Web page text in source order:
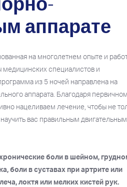
аппарате
на многолетнем опыте и
специалистов и
из 5 ночей направлена на
аппарата. Благодаря
нацеливаем лечение, чтобы не
вас правильным двигательным
боли в шейном,
боли в суставах при артрите или
локтя или мелких кистей рук.